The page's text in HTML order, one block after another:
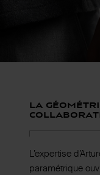
La
L’expertise
paramétrique